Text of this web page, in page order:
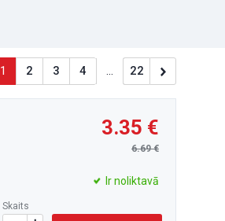
1 2 3 4 ... 22
3.35
6.69
Ir noliktavā
Skaits